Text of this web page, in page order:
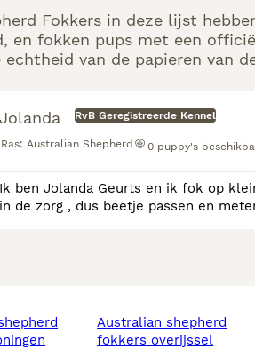
Fokkers in deze lijst
en fokken pups met een
echtheid van de papieren van
Jolanda RvB Geregistreerde Kennel
Ras: Australian Shepherd 0 puppy's
Ik ben Jolanda Geurts en ik fok op kleine
in de zorg , dus beetje passen en
australian shepherd
fokkers overijssel